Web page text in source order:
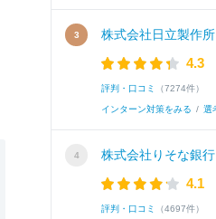
株式会社日立製作所
4.3
評判・口コミ （7274件）
インターン対策をみる / 選
株式会社りそな銀行
4.1
評判・口コミ （4697件）